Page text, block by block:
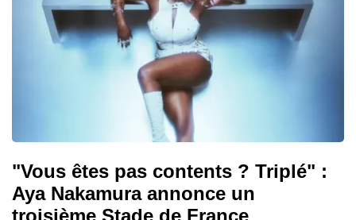
"Vous êtes pas contents ? Triplé" :
Aya Nakamura annonce un